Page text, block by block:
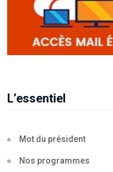
L’essentiel
Mot du président
Nos programmes